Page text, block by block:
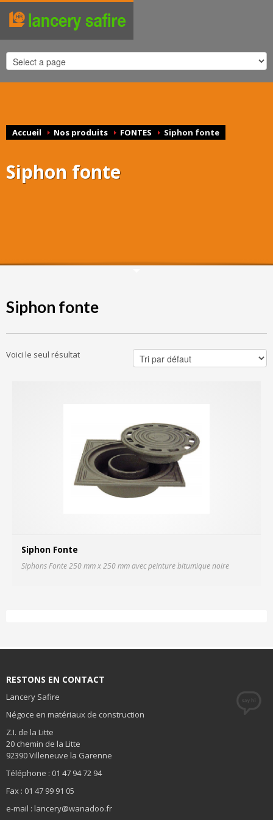
Accueil Nos produits FONTES Siphon fonte
Siphon fonte
Siphon fonte
Voici le seul résultat
Siphon Fonte
Siphons Fonte 250 mm x 250 mm avec peinture bitumique noire
RESTONS EN CONTACT
Lancery Safire
Négoce en matériaux de construction
Z.I. de la Litte
20 chemin de la Litte
92390 Villeneuve la Garenne
Téléphone : 01 47 94 72 94
Fax : 01 47 99 91 05
e-mail : lancery@wanadoo.fr